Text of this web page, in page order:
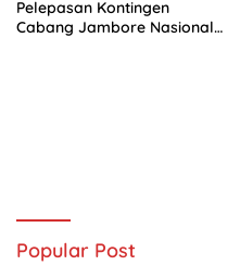
Pelepasan Kontingen
Cabang Jambore Nasional
Popular Post